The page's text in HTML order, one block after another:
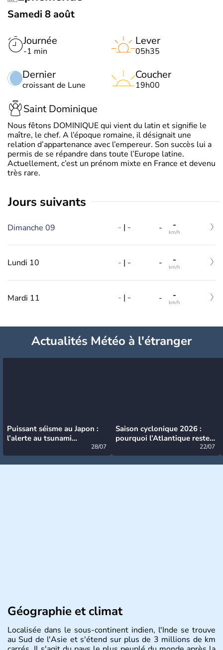
Samedi 8 août
Journée
-1 min
Dernier
croissant de Lune
Lever
05h35
Coucher
19h00
Saint Dominique
Nous fêtons DOMINIQUE qui vient du latin et signifie le
maître, le chef. A l’époque romaine, il désignait une
relation d’appartenance avec l’empereur. Son succès lui a
permis de se répandre dans toute l’Europe latine.
Actuellement, c’est un prénom mixte en France et devenu
très rare.
jours suivants
Dimanche 09 - | - - -
km/h
Lundi 10 - | - - -
km/h
Mardi 11 - | - - -
km/h
Actualités Météo à l'étranger
Puissant séisme au Japon :
l’alerte au tsunami
28/07
Saison cyclonique 2026 :
pourquoi l’Atlantique reste
22/07
Géographie et climat
Localisée dans le sous-continent indien, l'Inde se trouve
au Sud de l'Asie et s'étend sur plus de 3 millions de km